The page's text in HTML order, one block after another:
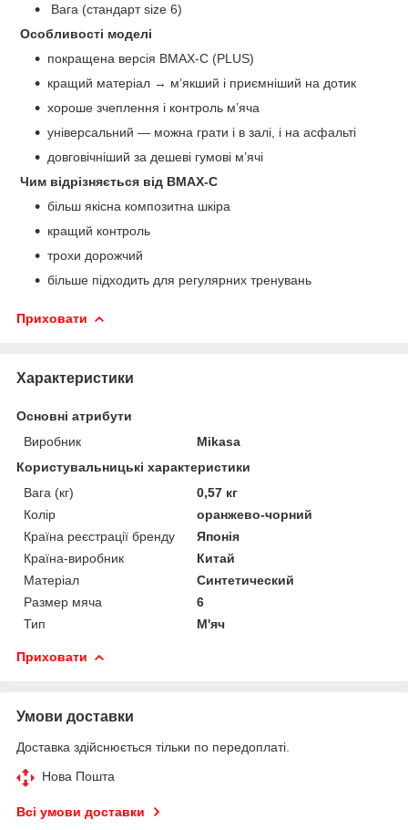
Вага (стандарт size 6)
Особливості моделі
покращена версія BMAX-C (PLUS)
кращий матеріал → м’якший і приємніший на дотик
хороше зчеплення і контроль м’яча
універсальний — можна грати і в залі, і на асфальті
довговічніший за дешеві гумові м’ячі
Чим відрізняється від BMAX-C
більш якісна композитна шкіра
кращий контроль
трохи дорожчий
більше підходить для регулярних тренувань
Приховати
Характеристики
Основні атрибути
Виробник
Mikasa
Користувальницькі характеристики
Вага (кг)
0,57 кг
Колір
оранжево-чорний
Країна реєстрації бренду
Японія
Країна-виробник
Китай
Матеріал
Синтетический
Размер мяча
6
Тип
М'яч
Приховати
Умови доставки
Доставка здійснюється тільки по передоплаті.
Нова Пошта
Всі умови доставки